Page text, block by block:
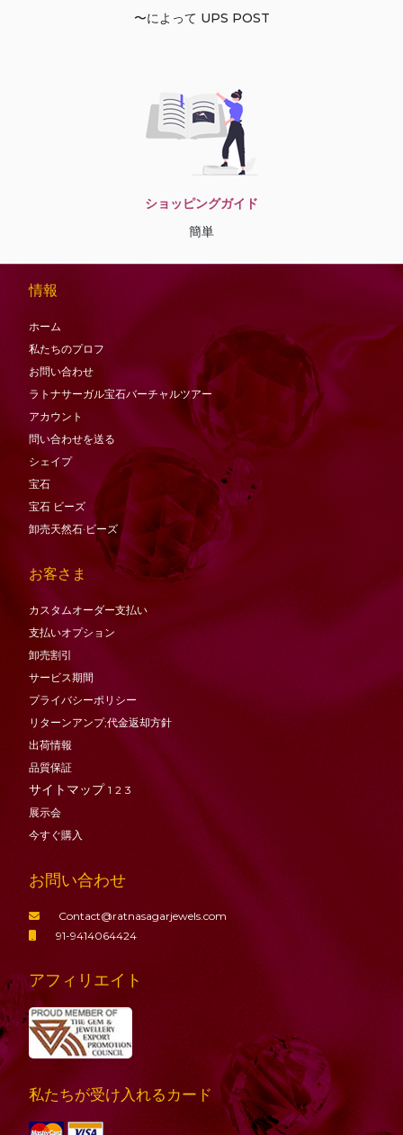
〜によって UPS POST
ショッピングガイド
簡単
情報
ホーム
私たちのプロフ
お問い合わせ
ラトナサーガル宝石バーチャ​​ルツアー
アカウント
問い合わせを送る
シェイプ
宝石
宝石 ビーズ
卸売天然石·ビーズ
お客さま
カスタムオーダー支払い
支払いオプション
卸売割引
サービス期間
プライバシーポリシー
リターンアンプ;代金返却方針
出荷情報
品質保証
サイトマップ 1 2 3
展示会
今すぐ購入
お問い合わせ
Contact@ratnasagarjewels.com
91-9414064424
アフィリエイト
私たちが受け入れるカード